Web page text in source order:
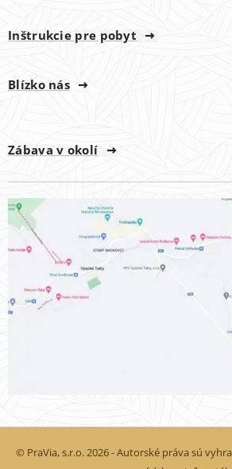
Inštrukcie pre pobyt
Blízko nás
Zábava v okolí
© PraVia, s.r.o. 2026 - Autorské práva sú